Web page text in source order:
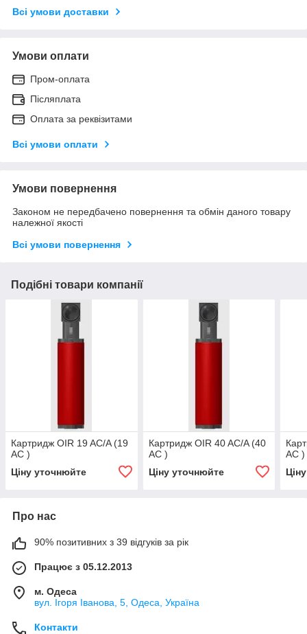
Всі умови доставки
Умови оплати
Пром-оплата
Післяплата
Оплата за реквізитами
Всі умови оплати
Умови повернення
Законом не передбачено повернення та обмін даного товару
належної якості
Всі умови повернення
Подібні товари компанії
Картридж OIR 19 AC/A (19
AC )
Ціну уточнюйте
Картридж OIR 40 AC/A (40
AC )
Ціну уточнюйте
AC )
Про нас
90% позитивних з 39 відгуків за рік
Працює з 05.12.2013
м. Одеса
вул. Ігоря Іванова, 5, Одеса, Україна
Контакти